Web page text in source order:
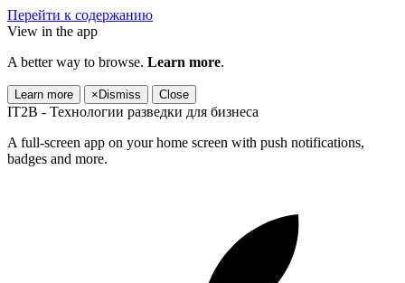
Перейти к содержанию
View in the app
A better way to browse. Learn more.
Learn more × Dismiss Close
IT2B - Технологии разведки для бизнеса
A full-screen app on your home screen with push notifications,
badges and more.